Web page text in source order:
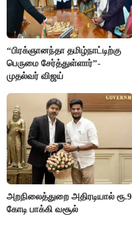
“பிரக்ஞானந்தா தமிழ்நாட்டிற்கு
பெருமை சேர்த்துள்ளார்”-
முதல்வர் விஜய்
அறநிலைத்துறை அதிரடியால் ரூ.9
கோடி பாக்கி வசூல்